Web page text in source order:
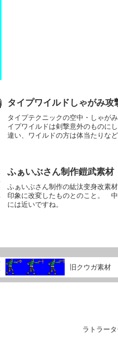
タイプワイルドしゃがみ攻
タイプテクニックの空中・しゃが
イプワイルドは剣撃意外のものに
違い、ワイルドの方は体当たりな
ふぁいぶさん制作鎧武素
ふぁいぶさん制作の紘汰变身改素
印象に改変したものとのこと。
には近いですね。
旧クウガ素
ラトラー